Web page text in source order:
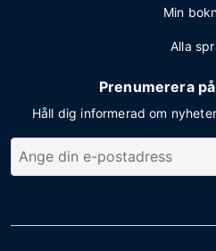
Min
Alla
Prenumerera
Håll dig informerad om